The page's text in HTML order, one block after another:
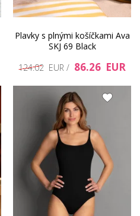
Plavky s plnými košíčkami Ava
SKJ 69 Black
124.02 EUR / 86.26 EUR